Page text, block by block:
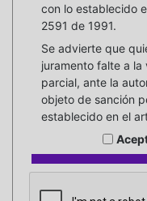
con lo establecido
2591 de 1991.
Se advierte que
juramento falte a
parcial, ante la
objeto de sanción
establecido en el